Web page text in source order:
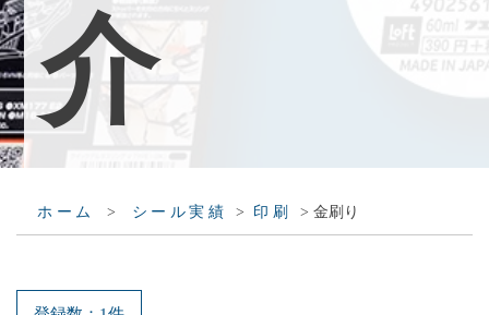
介
ホーム > シール実績 > 印刷 >金刷り